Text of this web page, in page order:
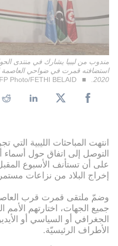
مندوب من ليبيا يشارك في منتدى
2020.
Photo/FETHI BELAID
انتهت المباحثات الليبية
التوصل إلى اتفاق حول
على أن تستأنف الأسبوع
إخراج البلاد من نزاعات
جميع الجهات، اختارتهم الأمم
الجغرافي أو السياسي أو
الأطراف الرئيسيّة.